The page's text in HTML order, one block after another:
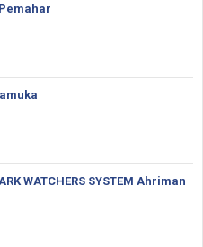
WATCHERS SYSTEM Ahriman